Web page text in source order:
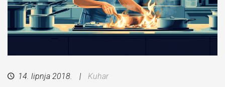
14. lipnja 2018. Kuhar